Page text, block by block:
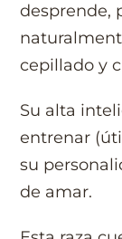
desprende,
cepillado y
Su alta
entrenar
su
de amar.